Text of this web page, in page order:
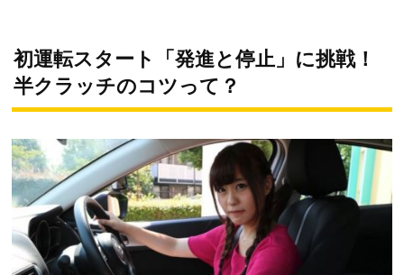
初運転スタート「発進と停止」に挑戦！
半クラッチのコツって？